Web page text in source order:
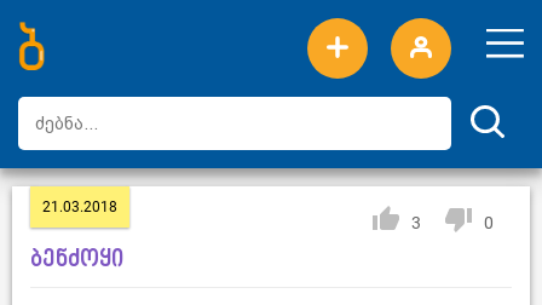
ახალი სიტყვები
ტოპ სიტყვები
დღის ტოპ სიტყვები
ტოპ მომხმარებლები
21.03.2018
3 0
ბენძოყი